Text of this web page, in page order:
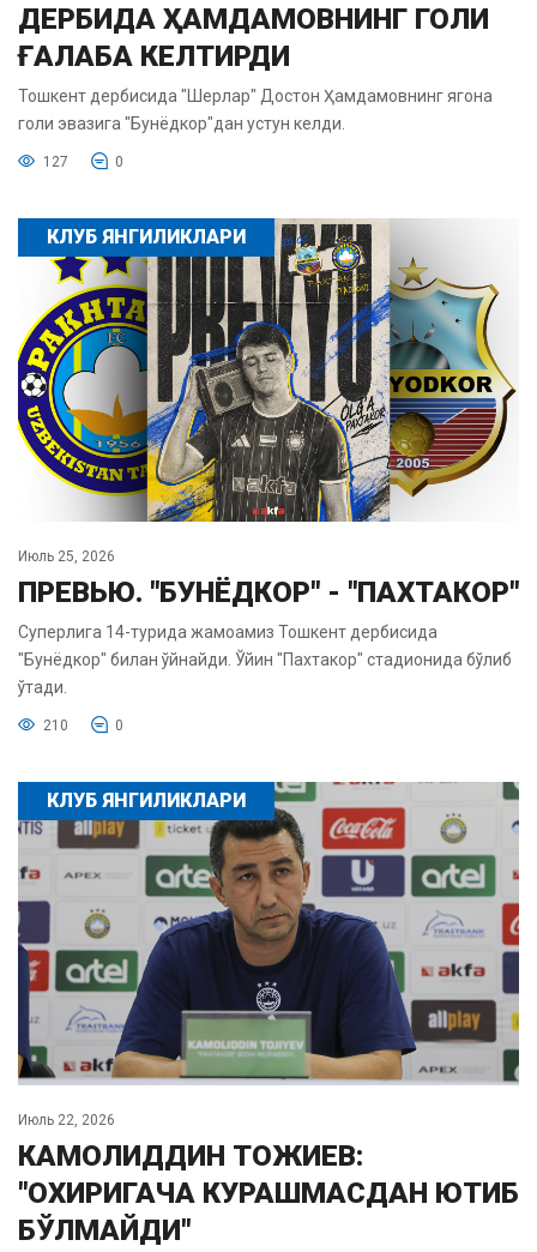
ДЕРБИДА ҲАМДАМОВНИНГ ГОЛИ
ҒАЛАБА КЕЛТИРДИ
Тошкент дербисида "Шерлар" Достон Ҳамдамовнинг ягона
голи эвазига "Бунёдкор"дан устун келди.
127 0
КЛУБ ЯНГИЛИКЛАРИ
Июль 25, 2026
ПРЕВЬЮ. "БУНЁДКОР" - "ПАХТАКОР"
Суперлига 14-турида жамоамиз Тошкент дербисида
"Бунёдкор" билан ўйнайди. Ўйин "Пахтакор" стадионида бўлиб
ўтади.
210 0
КЛУБ ЯНГИЛИКЛАРИ
Июль 22, 2026
КАМОЛИДДИН ТОЖИЕВ:
"ОХИРИГАЧА КУРАШМАСДАН ЮТИБ
БЎЛМАЙДИ"